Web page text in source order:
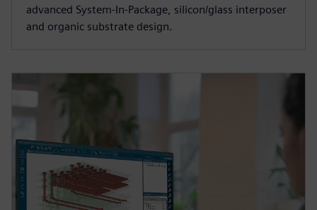
advanced System-In-Package, silicon/glass interposer
and organic substrate design.